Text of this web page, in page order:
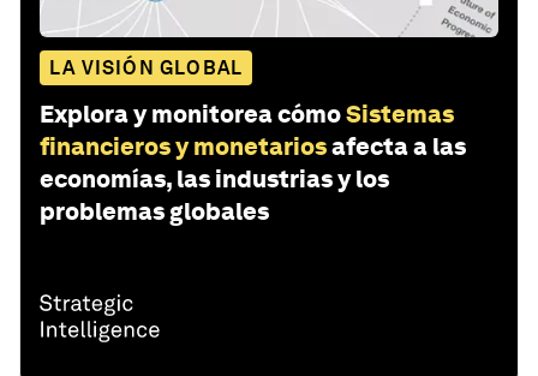
LA VISIÓN GLOBAL
Explora y monitorea cómoSistemas
financieros y monetariosafecta a las
economías, las industrias y los
problemas globales